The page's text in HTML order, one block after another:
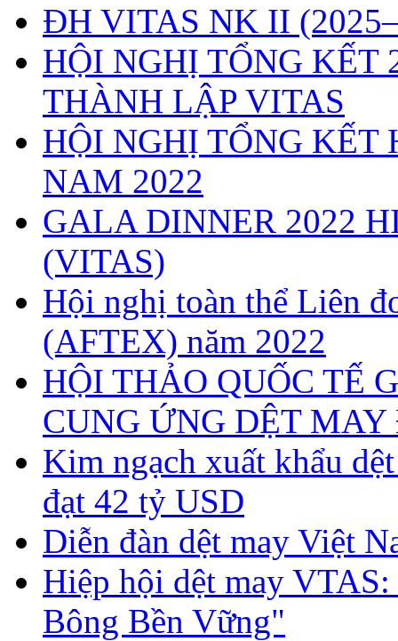
ĐH VITAS NK II
HỘI NGHỊ TỔNG
THÀNH LẬP VITAS
HỘI NGHỊ TỔNG KẾT
NAM 2022
GALA DINNER 2022
(VITAS)
Hội nghị toàn thể Liên
(AFTEX) năm 2022
HỘI THẢO QUỐC TẾ
CUNG ỨNG DỆT
Kim ngạch xuất khẩu
đạt 42 tỷ USD
Diễn đàn dệt may Việt
Hiệp hội dệt may
Bông Bền Vững"